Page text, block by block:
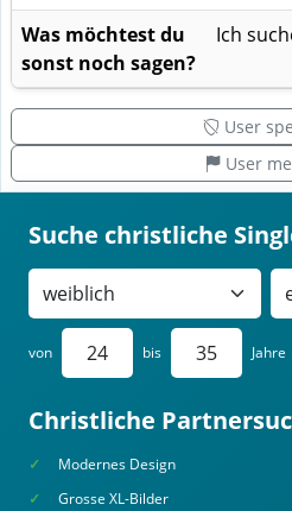
Was möchtest du
sonst noch sagen?
Ich
User
User
Suche christliche
von bis Jahre
Christliche
Modernes Design
Grosse XL-Bilder